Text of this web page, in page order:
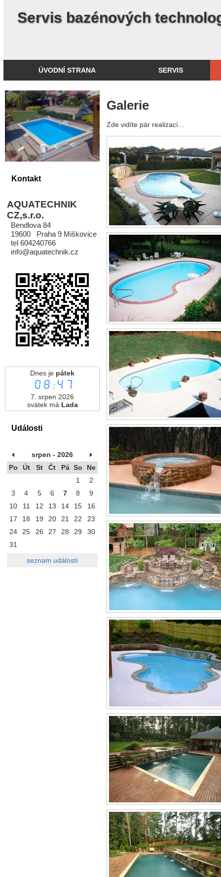
Servis bazénových
ÚVODNÍ STRANA SERVIS
Kontakt
AQUATECHNIK
CZ,s.r.o.
Bendlova 84
19600 Praha 9 Miškovice
tel 604240766
info@aquatechnik.cz
Dnes je pátek
08:47
7. srpen 2026
svátek má Lada
Události
srpen - 2026
Po
Út St Čt Pá So
Ne
1
2
3
4 5 6 7 8
9
10
11 12 13 14 15
16
17
18 19 20 21 22
23
24
25 26 27 28 29
30
31
seznam událostí
Galerie
Zde vidíte pár realizací...
Přihlášení